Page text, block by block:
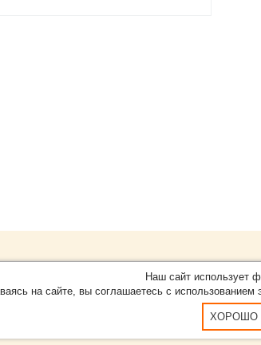
в Нижнем Новгороде.
8-999-077-15-51
О проекте
Карта сайта
Наш сайт использует
на сайте, вы соглашаетесь с использованием
ХОРОШО